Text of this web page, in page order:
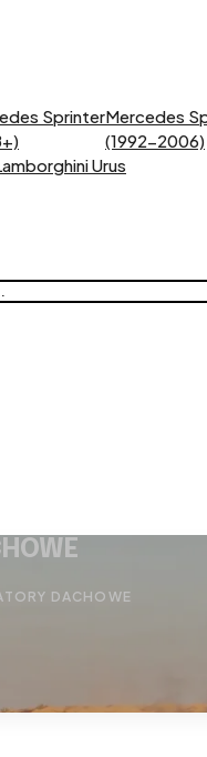
SprinterMercedes
(1992-2006)
Urus
DACHOWE